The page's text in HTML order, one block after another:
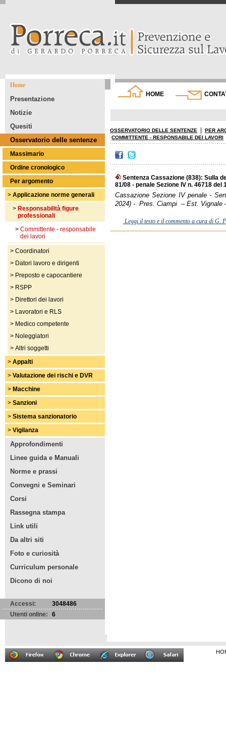
Home
Presentazione
Notizie
Quesiti
Osservatorio delle sentenze
Massimario
Ordine cronologico
Per argomento
> Applicazione norme generali
> Responsabilità figure
professionali
> Committente - responsabile
dei lavori
> Coordinatori
> Datori lavoro e dirigenti
> Preposto e capocantiere
> RSPP
> Direttori dei lavori
> Lavoratori e RLS
> Medico competente
> Noleggiatori
> Altri soggetti
> Appalti
> Valutazione dei rischi e DVR
> Macchine
> Sanzioni
> Sistema sanzionatorio
> Vigilanza
Approfondimenti
Linee guida e Manuali
Norme e prassi
Convegni e Seminari
Corsi
Rassegna stampa
Link utili
Da altri siti
Foto e curiosità
Curriculum personale
Dicono di noi
Accessi:
3048486
Utenti online:
6
HOME
OSSERVATORIO DELLE SENTENZE
PER
COMMITTENTE - RESPONSABILE DEI LAVORI
Sentenza Cassazione (838): Sulla
81/08 - penale Sezione IV n. 46718 del
Cassazione Sezione IV penale -
2024) - Pres. Ciampi – Est.
Leggi il testo e il commento a cura di G.